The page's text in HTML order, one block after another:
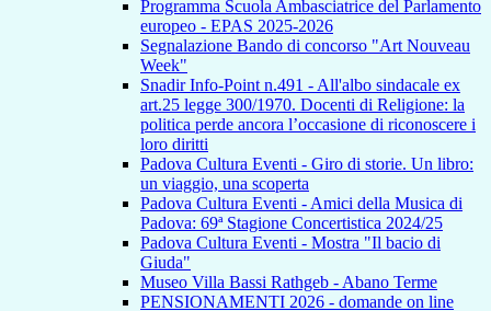
Programma Scuola Ambasciatrice del Parlamento
europeo - EPAS 2025-2026
Segnalazione Bando di concorso "Art Nouveau
Week"
Snadir Info-Point n.491 - All'albo sindacale ex
art.25 legge 300/1970. Docenti di Religione: la
politica perde ancora l’occasione di riconoscere i
loro diritti
Padova Cultura Eventi - Giro di storie. Un libro:
un viaggio, una scoperta
Padova Cultura Eventi - Amici della Musica di
Padova: 69ª Stagione Concertistica 2024/25
Padova Cultura Eventi - Mostra "Il bacio di
Giuda"
Museo Villa Bassi Rathgeb - Abano Terme
PENSIONAMENTI 2026 - domande on line